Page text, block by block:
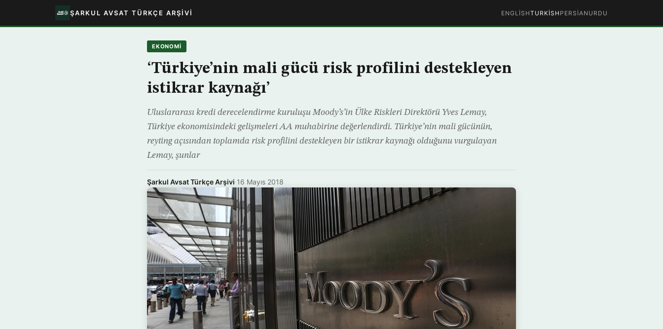
ŞARKUL AVSAT TÜRKÇE ARŞIVI ENGLISHTURKISH PERSIAN URDU
EKONOMİ
‘Türkiye’nin mali gücü risk profilini destekleyen
istikrar kaynağı’
Uluslararası kredi derecelendirme kuruluşu Moody’s’in Ülke Riskleri Direktörü Yves Lemay,
Türkiye ekonomisindeki gelişmeleri AA muhabirine değerlendirdi. Türkiye’nin mali gücünün,
reyting açısından toplamda risk profilini destekleyen bir istikrar kaynağı olduğunu vurgulayan
Lemay, şunlar
Şarkul Avsat Türkçe Arşivi·16 Mayıs 2018